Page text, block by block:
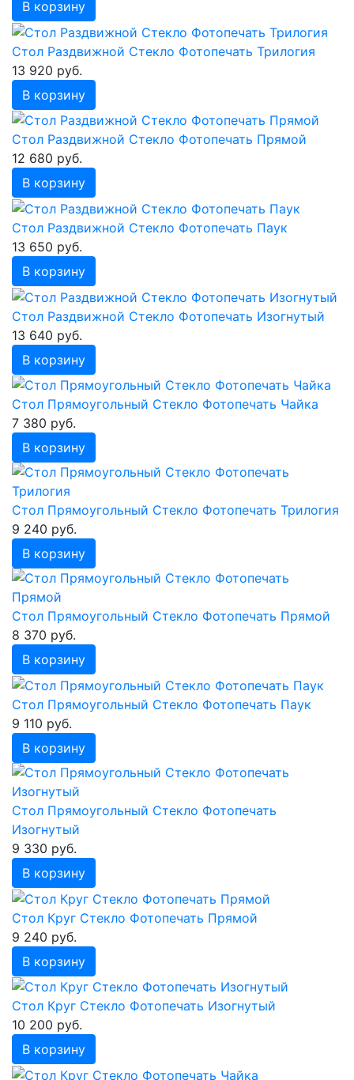
В корзину
Стол Раздвижной Стекло Фотопечать Трилогия
13 920 руб.
В корзину
Стол Раздвижной Стекло Фотопечать Прямой
12 680 руб.
В корзину
Стол Раздвижной Стекло Фотопечать Паук
13 650 руб.
В корзину
Стол Раздвижной Стекло Фотопечать Изогнутый
13 640 руб.
В корзину
Стол Прямоугольный Стекло Фотопечать Чайка
7 380 руб.
В корзину
Стол Прямоугольный Стекло Фотопечать Трилогия
9 240 руб.
В корзину
Стол Прямоугольный Стекло Фотопечать Прямой
8 370 руб.
В корзину
Стол Прямоугольный Стекло Фотопечать Паук
9 110 руб.
В корзину
Стол Прямоугольный Стекло Фотопечать
Изогнутый
9 330 руб.
В корзину
Стол Круг Стекло Фотопечать Прямой
9 240 руб.
В корзину
Стол Круг Стекло Фотопечать Изогнутый
10 200 руб.
В корзину